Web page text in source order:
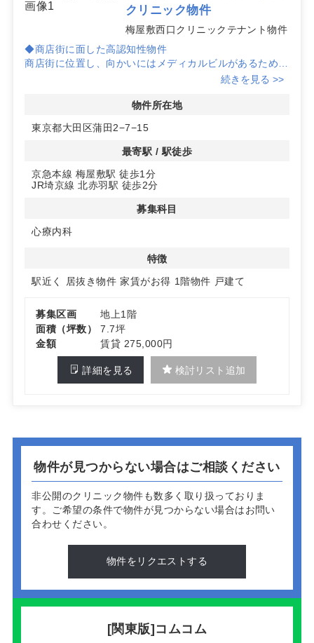
クリニック物件
梅屋敷西口クリニックテナント物件
◆商店街に面した高認知性物件
商店街に位置し、向かいにはメディカルビルがあるため、
クリニックの認知性が非常に高い物件です。
内装工事が完了しており、診察室には防音工事も施されて
タイルの検討も柔軟に行えます。
◆豊かな商圏と病診連携の可能性
500m圏内に18,000人の居住人口を抱えた過密地域に位置
し、近隣に大病院があるため、病診連携による安定した患
詳細はお問い合わせください。
続きを見る >>
物件所在地
東京都大田区蒲田2−7−15
最寄駅 / 駅徒歩
京急本線 梅屋敷駅 徒歩1分
JR埼京線 北赤羽駅 徒歩2分
募集科目
心療内科
特徴
駅近く
居抜き物件 家賃がお得 1階物件 戸建て
募集区画
地上1階
面積（坪数）
7.7坪
金額
賃貸 275,000円
詳細を見る 検討リスト追加
物件が見つからない場合はご相談ください
非公開のクリニック物件も数多く取り扱っておりま
す。 ご希望の条件で物件が見つからない場合はお問い
合わせください。
物件をリクエストする
[関東版]コムコム